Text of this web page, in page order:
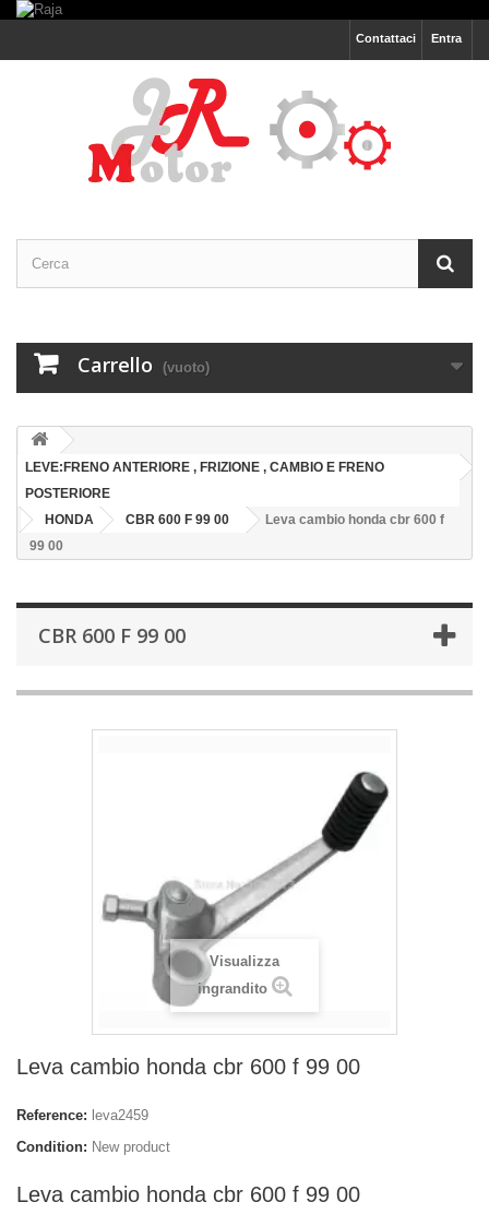
Entra
Contattaci
Carrello (vuoto)
LEVE:FRENO ANTERIORE , FRIZIONE , CAMBIO E FRENO
POSTERIORE
HONDA
CBR 600 F 99 00
Leva cambio honda cbr 600 f
99 00
CBR 600 F 99 00
Visualizza
ingrandito
Leva cambio honda cbr 600 f 99 00
Reference: leva2459
Condition: New product
Leva cambio honda cbr 600 f 99 00